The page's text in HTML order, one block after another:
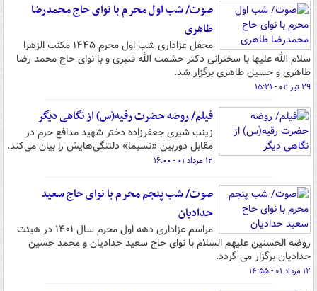
صوت/ شب اول محرم با نوای حاج محمدرضا
طاهری
محفل عزاداری شب اول محرم ۱۴۴۵ مکتب الزهرا
سلام الله علیها با سخنرانی دکتر حشمت الله قنبری و با نوای حاج محمد رضا
طاهری و حسین طاهری برگزار شد.
۲۹ تیر ۰۲ - ۱۵:۲۱
فیلم/ روضه حضرت رقیه(س) از نگاهی دیگر
زینب شیری جعفرزاده دختر شهید مدافع حرم در
مقابل دوربین «نسیما» دلتنگی‌هایش را بیان می‌کند.
۱۲ مرداد ۰۱ - ۱۶:۰۰
صوت/ شب پنجم محرم با نوای حاج سعید
حدادیان
مراسم عزاداری دهه اول محرم سال ۱۴۰۱ در هیئت
روضه الحسنین علیهم السلام با نوای حاج سعید حدادیان و محمد حسین
حدادیان برگزار می گردد.
۱۲ مرداد ۰۱ - ۱۴:۵۵